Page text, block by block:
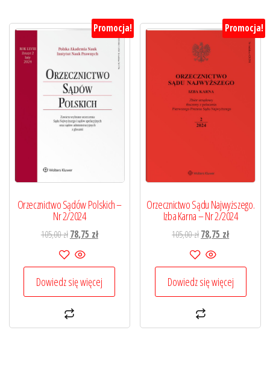
Promocja!
Orzecznictwo Sądów Polskich –
Nr 2/2024
105,00złPierwotna
cena
wynosiła:
105,00 zł.
78,75 złAktualna
78,75 zł.
Dowiedz się więcej
Promocja!
Orzecznictwo Sądu Najwyższego.
Izba Karna – Nr 2/2024
105,00złPierwotna
cena
wynosiła:
105,00 zł.
78,75 złAktualna
78,75 zł.
Dowiedz się więcej